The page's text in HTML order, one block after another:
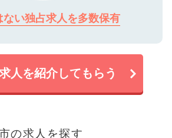
ない独占求人を多数保有
人を紹介してもらう
の求人を探す